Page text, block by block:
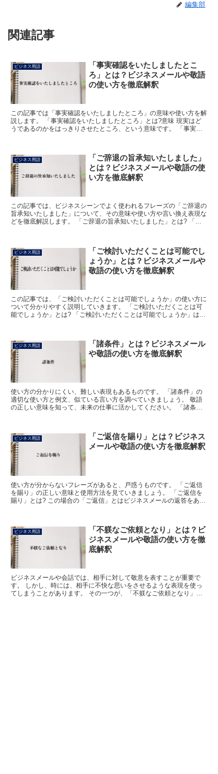
編集部
関連記事
ビジネス用語
「事実確認をいたしましたとこ
ろ」とは？ビジネスメールや敬語
の使い方を徹底解釈
この記事では「事実確認をいたしましたところ」の意味や使い方を解
説します。 「事実確認をいたしましたところ」とは?意味 現実はど
うであるのかをはっきりさせたところ、という意味です。 「事実」
ビジネス用語
「ご辞退の旨承知いたしました」
とは？ビジネスメールや敬語の使
い方を徹底解釈
この記事では、ビジネスシーンでよく使われるフレーズの「ご辞退の
旨承知いたしました」について、その意味や使い方や言い換え表現な
どを徹底解説します。 「ご辞退の旨承知いたしました」とは? 「ご
ビジネス用語
「ご検討いただくことは可能でし
ょうか」とは？ビジネスメールや
敬語の使い方を徹底解釈
この記事では、「ご検討いただくことは可能でしょうか」の使い方に
ついて分かりやすく説明していきます。 「ご検討いただくことは可
能でしょうか」とは? 「ご検討いただくことは可能でしょうか」は、
ビジネス用語
「諸条件」とは？ビジネスメール
や敬語の使い方を徹底解釈
使い方の分かりにくい、難しい表現もあるものです。 「諸条件」の
適切な使い方と例文、似ている言い方を調べていきましょう。 敬語
の正しい意味を知って、未来の仕事に活かしてください。 「諸条
ビジネス用語
「ご返信を賜り」とは？ビジネス
メールや敬語の使い方を徹底解釈
使い方が分からないフレーズがあると、戸惑うものです。 「ご返信
を賜り」の正しい意味と使用方法を見ていきましょう。 「ご返信を
賜り」とは? この場合の「ご返信」とはビジネスメールの返答をあら
ビジネス用語
「不躾なご依頼となり」とは？ビ
ジネスメールや敬語の使い方を徹
底解釈
ビジネスメールや会話では、相手に対して敬意を表すことが重要で
す。 しかし、時には、相手に不快な思いをさせるような表現を使っ
てしまうことがあります。 その一つが、「不躾なご依頼となり」と